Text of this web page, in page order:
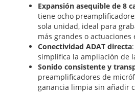
Expansión asequible de 8
tiene ocho
sola unidad, ideal para
más grandes o actuaciones
Conectividad ADAT directa
simplifica la ampliación de
Sonido consistente y
preamplificadores de
ganancia limpia sin añadir